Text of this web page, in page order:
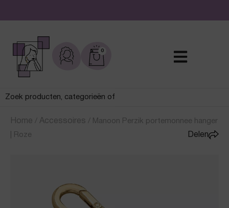
De leukste sieraden online en in de winkel
0
Home / Accessoires / Manoon Perzik portemonnee hanger
| Roze
Delen